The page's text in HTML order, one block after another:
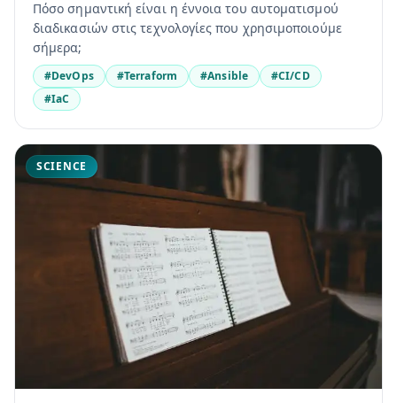
Πόσο σημαντική είναι η έννοια του αυτοματισμού
διαδικασιών στις τεχνολογίες που χρησιμοποιούμε
σήμερα;
#DevOps #Terraform #Ansible
#CI/CD
#IaC
SCIENCE